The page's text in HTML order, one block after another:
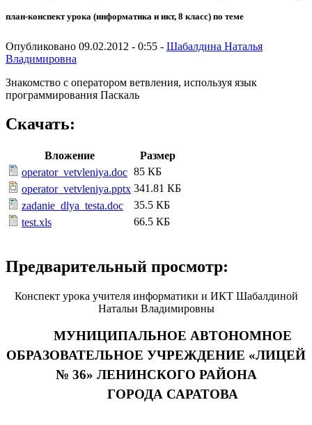
план-конспект урока (информатика и икт, 8 класс) по теме
Опубликовано 09.02.2012 - 0:55 - Шабалдина Наталья
Владимировна
Знакомство с оператором ветвления, используя язык
программирования Паскаль
Скачать:
Вложение
Размер
operator_vetvleniya.doc 85 КБ
operator_vetvleniya.pptx 341.81 КБ
zadanie_dlya_testa.doc
35.5 КБ
test.xls
66.5 КБ
Предварительный просмотр:
Конспект урока учителя информатики и ИКТ Шабалдиной
Натальи Владимировны
МУНИЦИПАЛЬНОЕ АВТОНОМНОЕ
ОБРАЗОВАТЕЛЬНОЕ УЧРЕЖДЕНИЕ «ЛИЦЕЙ
№ 36» ЛЕНИНСКОГО РАЙОНА
ГОРОДА САРАТОВА